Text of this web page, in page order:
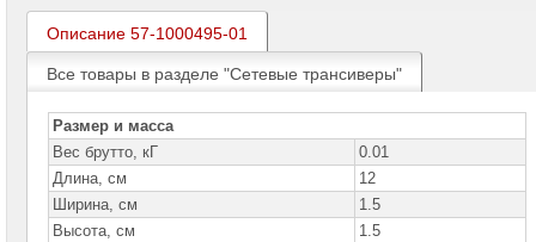
Моноблоки
Brand
Name
Компьютеры
Brand
Name
Принтеры
плоттеры
МФУ
Описание 57-1000495-01
Все товары в разделе "Сетевые трансиверы"
Размер и масса
Вес брутто, кГ
0.01
Длина, см
12
Ширина, см
1.5
Высота, см
1.5